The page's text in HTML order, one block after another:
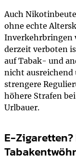
Auch
ohne echte
Inverkehrbringen
derzeit verboten
auf Tabak- und
nicht ausreichend
strengere
höhere Strafen
Urlbauer.
E-